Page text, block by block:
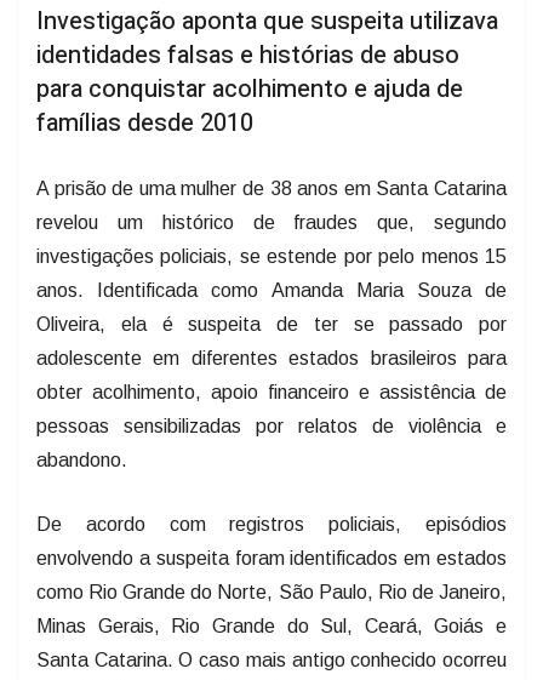
Investigação aponta que suspeita utilizava
identidades falsas e histórias de abuso
para conquistar acolhimento e ajuda de
famílias desde 2010
A prisão de uma mulher de 38 anos em Santa Catarina
revelou um histórico de fraudes que, segundo
investigações policiais, se estende por pelo menos 15
anos. Identificada como Amanda Maria Souza de
Oliveira, ela é suspeita de ter se passado por
adolescente em diferentes estados brasileiros para
obter acolhimento, apoio financeiro e assistência de
pessoas sensibilizadas por relatos de violência e
abandono.
De acordo com registros policiais, episódios
envolvendo a suspeita foram identificados em estados
como Rio Grande do Norte, São Paulo, Rio de Janeiro,
Minas Gerais, Rio Grande do Sul, Ceará, Goiás e
Santa Catarina. O caso mais antigo conhecido ocorreu